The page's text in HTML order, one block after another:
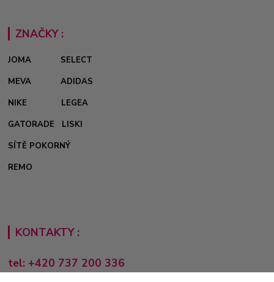
ZNAČKY :
JOMA
SELECT
MEVA
ADIDAS
NIKE
LEGEA
GATORADE
LISKI
SÍTĚ POKORNÝ
REMO
KONTAKTY :
tel: +420 737 200 336
Pondělí-Pátek: 8 - 17 hodin